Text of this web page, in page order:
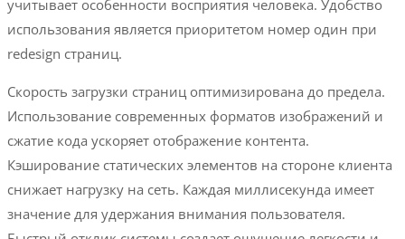
учитывает особенности восприятия человека. Удобство
использования является приоритетом номер один при
redesign страниц.
Скорость загрузки страниц оптимизирована до предела.
Использование современных форматов изображений и
сжатие кода ускоряет отображение контента.
Кэширование статических элементов на стороне клиента
снижает нагрузку на сеть. Каждая миллисекунда имеет
значение для удержания внимания пользователя.